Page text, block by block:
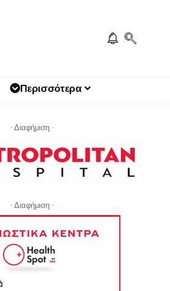
Περισσότερα
- Διαφήμιση -
- Διαφήμιση -